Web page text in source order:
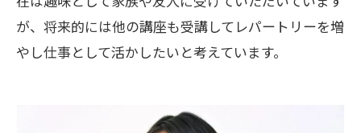
が、将来的には他の講座も受講してレパートリーを増
やし仕事として活かしたいと考えています。